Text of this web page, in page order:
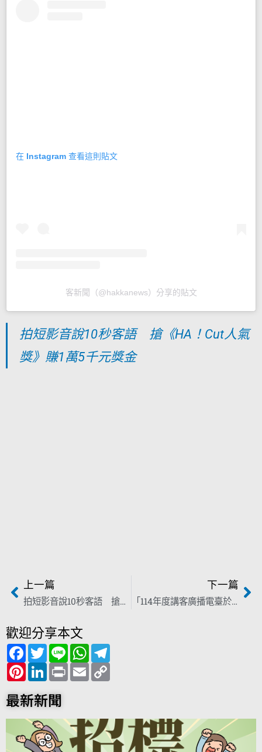
在 Instagram 查看這則貼文
客新聞（@hakkanews）分享的貼文
拍短影音說10秒客語 搶《HA！Cut人氣
獎》賺1萬5千元獎金
上一篇
拍短影音說10秒客語 搶《HA！Cut人氣獎》賺1萬5千元獎金
下一篇
「114年度講客廣播電臺於臺北都會區域節目錄製」勞務採購案（案號：HPCF1130029）第1次招標資訊
歡迎分享本文
F
a
c
e
b
o
o
k
T
w
i
t
t
e
r
L
i
n
e
W
h
a
t
s
p m
P
i
n
t
e
r
e
s
t
L
i
n
k
e
d
I
n
P
r
i
E
m
a
i
n
k
最新新聞